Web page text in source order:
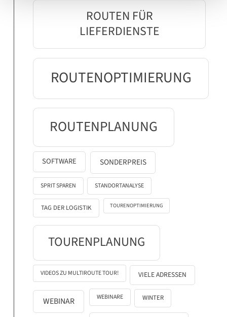
ROUTEN FÜR
LIEFERDIENSTE
ROUTENOPTIMIERUNG
ROUTENPLANUNG
SOFTWARE SONDERPREIS
SPRIT SPAREN STANDORTANALYSE
TAG DER LOGISTIK TOURENOPTIMIERUNG
TOURENPLANUNG
VIDEOS ZU MULTIROUTE TOUR! VIELE ADRESSEN
WEBINAR WEBINARE WINTER